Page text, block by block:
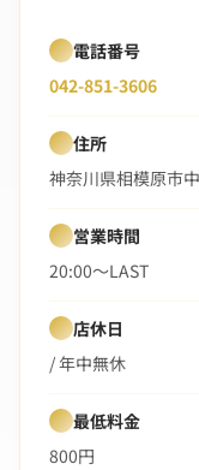
電話番号
042-851-3606
住所
神奈川県相模原市
営業時間
20:00〜LAST
店休日
/ 年中無休
最低料金
800円